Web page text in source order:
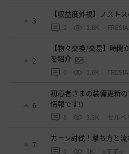
3
【収益度外視】ノスト
2 1.8K
2
【物々交換/交易】時
を紹介
0 1.6K
6
初心者さまの装備更新
情報です!)
8 3.3K セルベ
7
カーン討伐！撃ち方と
0 3K oすずo